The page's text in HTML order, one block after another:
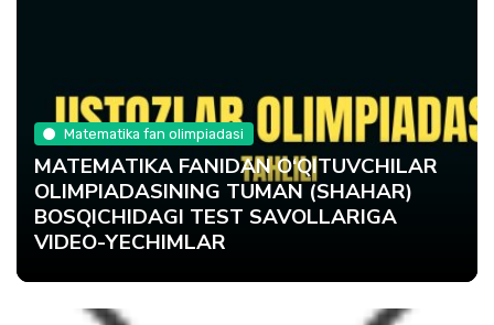
Matematika fan olimpiadasi
MATEMATIKA FANIDAN O‘QITUVCHILAR
OLIMPIADASINING TUMAN (SHAHAR)
BOSQICHIDAGI TEST SAVOLLARIGA
VIDEO-YECHIMLAR